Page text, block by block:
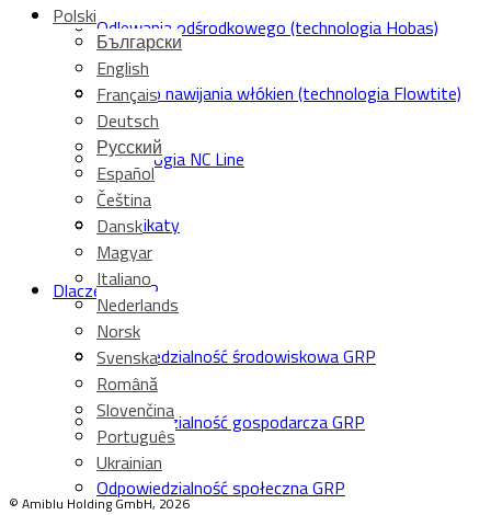
Odlewania odśrodkowego (technologia Hobas)
Ciągłego nawijania włókien (technologia Flowtite)
Technologia NC Line
Certyfikaty
Dlaczego GRP
Odpowiedzialność środowiskowa GRP
Odpowiedzialność gospodarcza GRP
Odpowiedzialność społeczna GRP
Polski
Български
English
Français
Deutsch
Русский
Español
Čeština
Dansk
Magyar
Italiano
Nederlands
Norsk
Svenska
Română
Slovenčina
Português
Ukrainian
© Amiblu Holding GmbH, 2026